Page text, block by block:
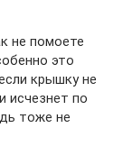
не помоете
это
крышку не
исчезнет по
тоже не